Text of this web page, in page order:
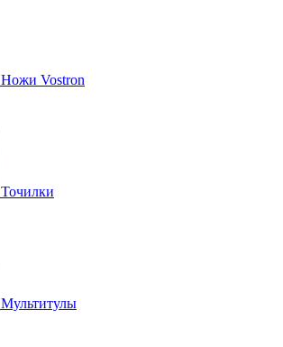
Ножи Vostron
Точилки
Мультитулы